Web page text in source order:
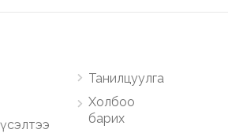
Танилцуулга
Холбоо
барих